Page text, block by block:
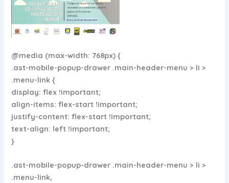
@media (max-width: 768px) {
.ast-mobile-popup-drawer .main-header-menu > li >
.menu-link {
display: flex !important;
align-items: flex-start !important;
justify-content: flex-start !important;
text-align: left !important;
}
.ast-mobile-popup-drawer .main-header-menu > li >
.menu-link,